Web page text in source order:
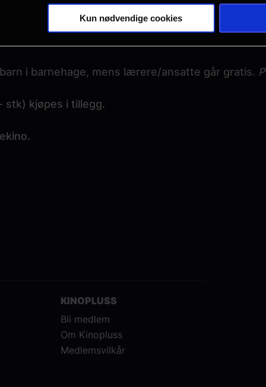
Kun nødvendige cookies
eller kontant.
vises til skolekinopris før etter en viss periode
i barnehage, mens lærere/ansatte går gratis.
stk) kjøpes i tillegg.
KINOPLUSS
Bli medlem
Om Kinopluss
Medlemsvilkår